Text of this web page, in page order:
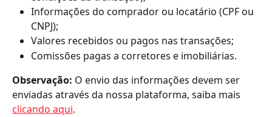
Informações do comprador ou locatário (CPF ou
CNPJ);
Valores recebidos ou pagos nas transações;
Comissões pagas a corretores e imobiliárias.
Observação: O envio das informações devem ser
enviadas através da nossa plataforma, saiba mais
clicando aqui.